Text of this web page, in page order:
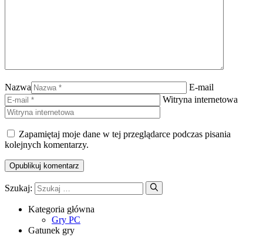
Nazwa
E-mail
Witryna internetowa
Zapamiętaj moje dane w tej przeglądarce podczas pisania
kolejnych komentarzy.
Szukaj:
Kategoria główna
Gry PC
Gatunek gry